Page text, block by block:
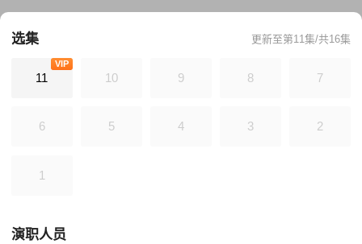
道，不料遭遇千年痋术机关，成千上万个奴隶制成的“痋俑”像炸弹一样倒
悬在洞顶，当它们接二连三地落入水中，引发的却是一连串的弱肉强食，
一物降一物；丛林中夜现“SOS”电码，是曾经葬身此地的飞虎队队员怨魂
选集 更新至第11集/共16集
11
VIP
10 9 8 7
6 5 4 3 2
1
演职人员